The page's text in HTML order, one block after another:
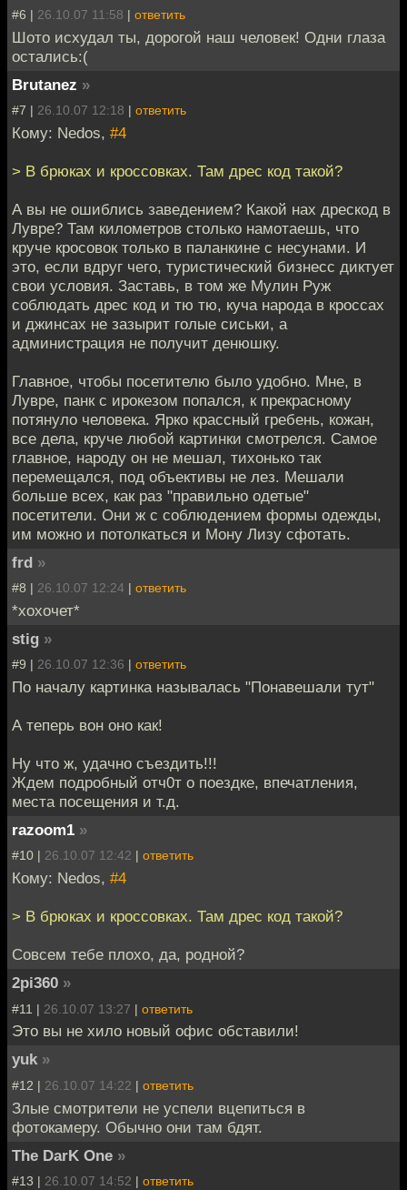
#6 | 26.10.07 11:58 | ответить
Шото исхудал ты, дорогой наш человек! Одни глаза
остались:(
Brutanez »
#7 | 26.10.07 12:18 | ответить
Кому: Nedos, #4
> В брюках и кроссовках. Там дрес код такой?
А вы не ошиблись заведением? Какой нах дрескод в
Лувре? Там километров столько намотаешь, что
круче кросовок только в паланкине с несунами. И
это, если вдруг чего, туристический бизнесс диктует
свои условия. Заставь, в том же Мулин Руж
соблюдать дрес код и тю тю, куча народа в кроссах
и джинсах не зазырит голые сиськи, а
администрация не получит денюшку.
Главное, чтобы посетителю было удобно. Мне, в
Лувре, панк с ирокезом попался, к прекрасному
потянуло человека. Ярко крассный гребень, кожан,
все дела, круче любой картинки смотрелся. Самое
главное, народу он не мешал, тихонько так
перемещался, под объективы не лез. Мешали
больше всех, как раз "правильно одетые"
посетители. Они ж с соблюдением формы одежды,
им можно и потолкаться и Мону Лизу сфотать.
frd »
#8 | 26.10.07 12:24 | ответить
*хохочет*
stig »
#9 | 26.10.07 12:36 | ответить
По началу картинка называлась "Понавешали тут"
А теперь вон оно как!
Ну что ж, удачно съездить!!!
Ждем подробный отч0т о поездке, впечатления,
места посещения и т.д.
razoom1 »
#10 | 26.10.07 12:42 | ответить
Кому: Nedos, #4
> В брюках и кроссовках. Там дрес код такой?
Совсем тебе плохо, да, родной?
2pi360 »
#11 | 26.10.07 13:27 | ответить
Это вы не хило новый офис обставили!
yuk »
#12 | 26.10.07 14:22 | ответить
Злые смотрители не успели вцепиться в
фотокамеру. Обычно они там бдят.
The DarK One »
#13 | 26.10.07 14:52 | ответить